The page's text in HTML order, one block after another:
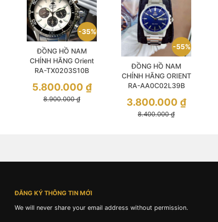
35%
ĐỒNG HỒ NAM
CHÍNH HÃNG Orient
RA-TX0203S10B
Chronograph White
Dial Silver Stainless
8.900.000₫
5.800.000 ₫
55%
ĐỒNG HỒ NAM
CHÍNH HÃNG ORIENT
RA-AA0C02L39B
Contemporary Blue
Dial Silver Stainless
8.400.000₫
3.800.000 ₫
ĐĂNG KÝ THÔNG TIN MỚI
We will never share your email address without permission.